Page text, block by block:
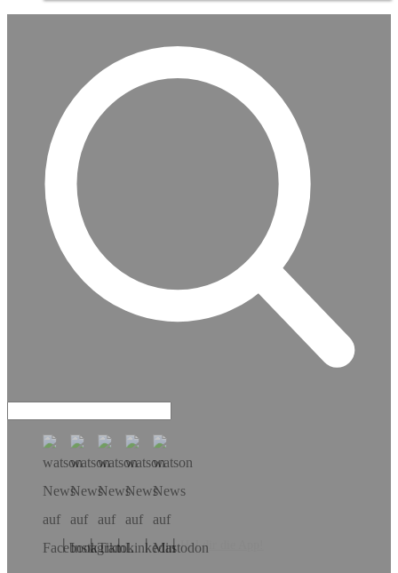
Hol dir die App!